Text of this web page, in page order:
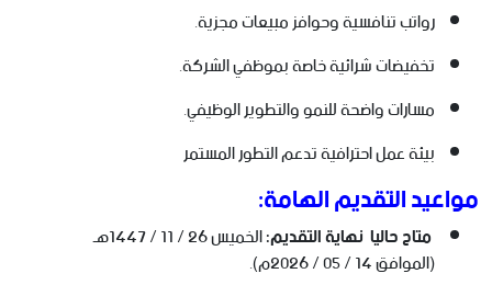
رواتب تنافسية وحوافز مبيعات مجزية.
تخفيضات شرائية خاصة بموظفي الشركة.
مسارات واضحة للنمو والتطوير الوظيفي.
بيئة عمل احترافية تدعم التطور المستمر
مواعيد التقديم الهامة:
متاح حاليانهاية التقديم: الخميس 26 / 11 / 1447هـ
(الموافق 14 / 05 / 2026م).